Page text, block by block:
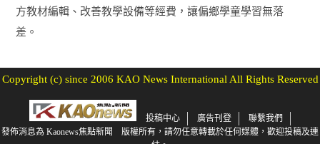
方教材編輯、改善教學設備等經費，讓偏鄉學童學習無落
差。
Copyright (c) since 2006 KAO News International All Rights Reserved
投稿中心 廣告刊登
聯繫我們
發佈消息為 Kaonews焦點新聞 版權所有，請勿任意轉載於任何媒體，歡迎投稿及連